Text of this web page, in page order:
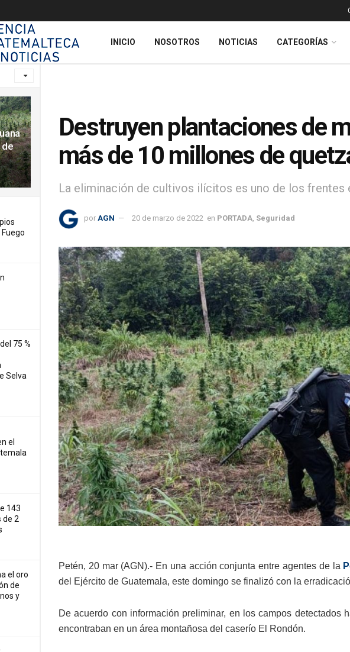
de
75 %
Selva
el
143
de 2
el oro
de
y
INICIO NOSOTROS NOTICIAS CATEGORÍAS
Destruyen plantaciones de
más de 10 millones de
La eliminación de cultivos ilícitos es uno de los
por AGN 20 de marzo de 2022 en PORTADA Seguridad
Petén, 20 mar (AGN).- En una acción conjunta entre agentes de la
del Ejército de Guatemala, este domingo se finalizó con la
De acuerdo con información preliminar, en los campos
encontraban en un área montañosa del caserío El Rondón.